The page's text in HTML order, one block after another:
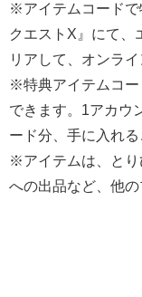
※アイテムコードで
クエストX』にて、
リアして、オンラ
※特典アイテムコー
できます。1アカウ
ード分、手に入れる
※アイテムは、とり
への出品など、他の